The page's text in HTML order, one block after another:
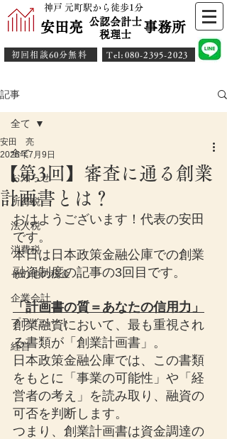
神戸 元町駅から徒歩1分
安田亮 事務所
公認会計士
​税理士
初回相談60分無料 ​Tel:080-2395-2023
記事
全て
お知らせ
所得税
法人税
消費税
その他の税金
企業会計
プライベート
経営
全て
【第3回】審査に通る創業
計画書とは？
安田 亮
2025年7月9日
おはようございます！代表の安田
です。
本日は日本政策金融公庫での創業
融資制度の記事の3回目です。
「計画書の質＝あなたの信用力」
創業融資において、最も重視され
る書類が「創業計画書」。
日本政策金融公庫では、この書類
をもとに「事業の可能性」や「経
営者の考え」を読み取り、融資の
可否を判断します。
つまり、創業計画書は資金調達の